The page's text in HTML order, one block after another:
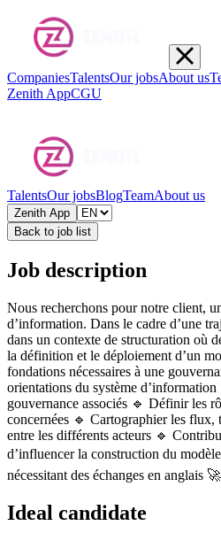
CompaniesTalentsOur jobsAbout us
Zenith AppCGU
TalentsOur jobsBlogTeamAbout us
Zenith App
Back to job list
Job description
Nous recherchons pour notre client,
d’information. Dans le cadre d’une
dans un contexte de structuration où
la définition et le déploiement d’un
fondations nécessaires à une
orientations du système
gouvernance associés 🔹 Définir les
concernées 🔹 Cartographier les flux,
entre les différents acteurs 🔹
d’influencer la construction du
nécessitant des échanges en anglais
Ideal candidate